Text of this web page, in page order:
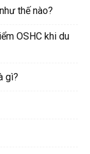
thế nào?
OSHC khi du
gì?